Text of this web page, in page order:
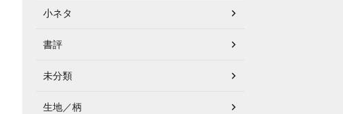
小ネタ
書評
未分類
生地／柄